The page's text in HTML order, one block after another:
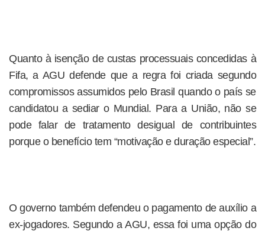
Quanto à isenção de custas processuais concedidas à
Fifa, a AGU defende que a regra foi criada segundo
compromissos assumidos pelo Brasil quando o país se
candidatou a sediar o Mundial. Para a União, não se
pode falar de tratamento desigual de contribuintes
porque o benefício tem “motivação e duração especial”.
O governo também defendeu o pagamento de auxílio a
ex-jogadores. Segundo a AGU, essa foi uma opção do